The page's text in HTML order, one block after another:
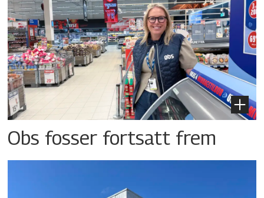
Obs fosser fortsatt frem